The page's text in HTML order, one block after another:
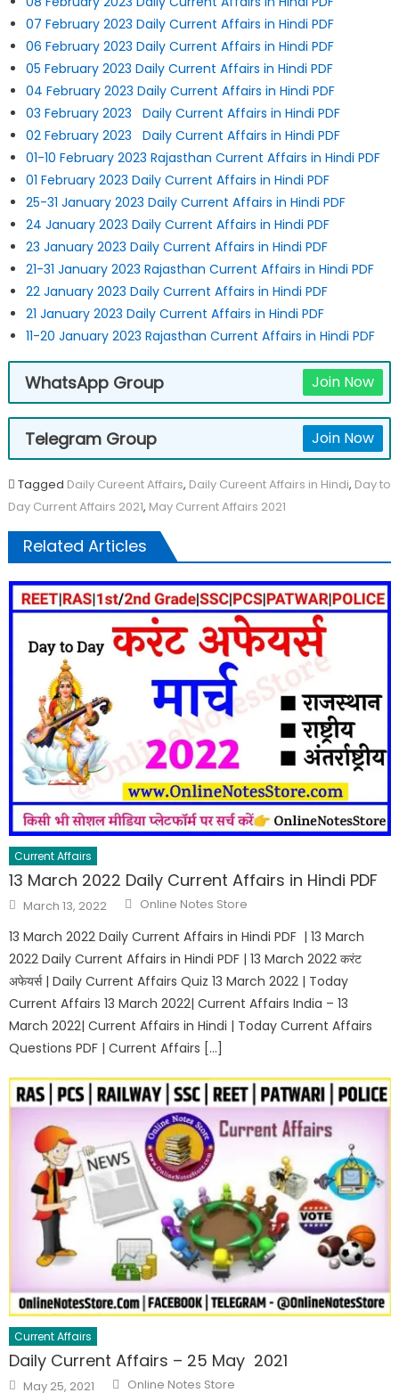
07 February 2023 Daily Current Affairs in Hindi PDF
06 February 2023 Daily Current Affairs in Hindi PDF
05 February 2023 Daily Current Affairs in Hindi PDF
04 February 2023 Daily Current Affairs in Hindi PDF
03 February 2023 Daily Current Affairs in Hindi PDF
02 February 2023 Daily Current Affairs in Hindi PDF
01-10 February 2023 Rajasthan Current Affairs in Hindi PDF
01 February 2023 Daily Current Affairs in Hindi PDF
25-31 January 2023 Daily Current Affairs in Hindi PDF
24 January 2023 Daily Current Affairs in Hindi PDF
23 January 2023 Daily Current Affairs in Hindi PDF
21-31 January 2023 Rajasthan Current Affairs in Hindi PDF
22 January 2023 Daily Current Affairs in Hindi PDF
21 January 2023 Daily Current Affairs in Hindi PDF
11-20 January 2023 Rajasthan Current Affairs in Hindi PDF
WhatsApp Group Join Now
Telegram Group Join Now
Tagged Daily Cureent Affairs, Daily Cureent Affairs in Hindi, Day to
Day Current Affairs 2021, May Current Affairs 2021
Related Articles
Current Affairs
13 March 2022 Daily Current Affairs in Hindi PDF
March 13, 2022 Online Notes Store
13 March 2022 Daily Current Affairs in Hindi PDF | 13 March
2022 Daily Current Affairs in Hindi PDF | 13 March 2022 करंट
अफेयर्स | Daily Current Affairs Quiz 13 March 2022 | Today
Current Affairs 13 March 2022| Current Affairs India – 13
March 2022| Current Affairs in Hindi | Today Current Affairs
Questions PDF | Current Affairs […]
Current Affairs
Daily Current Affairs – 25 May 2021
May 25, 2021 Online Notes Store